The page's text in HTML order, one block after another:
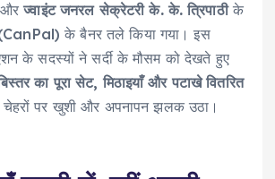
औरज्वाइंट जनरल सेक्रेटरी के. के. त्रिपाठीके
के बैनर तले किया गया। इस
के सदस्यों ने सर्दी के मौसम को देखते हुए
का पूरा सेट, मिठाइयाँ और पटाखे वितरित
पर खुशी और अपनापन झलक उठा।